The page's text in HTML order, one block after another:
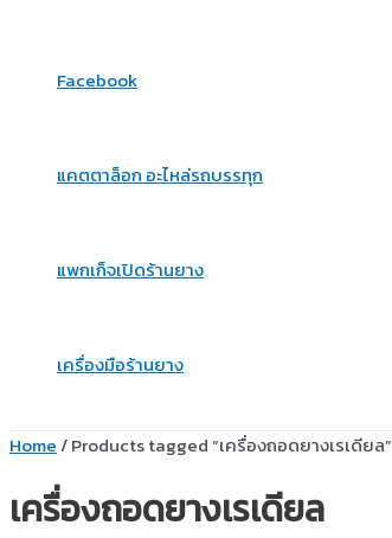
Facebook
แคตตาล็อก อะไหล่รถบรรทุก
แพกเก็จเปิดร้านยาง
เครื่องมือร้านยาง
Home/ Products tagged “เครื่องถอดยางเรเดียล”
เครื่องถอดยางเรเดียล